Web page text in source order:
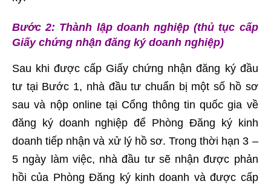
Bước 2: Thành lập doanh nghiệp (thủ tục cấp
Giấy chứng nhận đăng ký doanh nghiệp)
Sau khi được cấp Giấy chứng nhận đăng ký đầu
tư tại Bước 1, nhà đầu tư chuẩn bị một số hồ sơ
sau và nộp online tại Cổng thông tin quốc gia về
đăng ký doanh nghiệp để Phòng Đăng ký kinh
doanh tiếp nhận và xử lý hồ sơ. Trong thời hạn 3 –
5 ngày làm việc, nhà đầu tư sẽ nhận được phản
hồi của Phòng Đăng ký kinh doanh và được cấp